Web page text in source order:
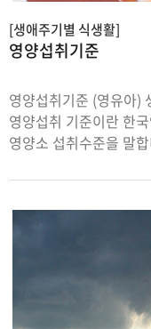
영양섭취기준
영양섭취기준 (영유아) 생후 6개월까지는 반드시 모유를 먹이자
영양섭취 기준이란 한
영양소 섭취수준을 말
영양소 과다섭취 예방
기준을
[생애주기별 식생활]